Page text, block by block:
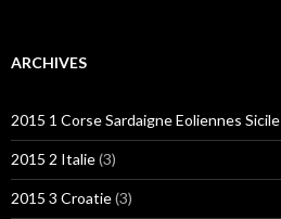
ARCHIVES
2015 1 Corse Sardaigne Eoliennes Sicile
2015 2 Italie(3)
2015 3 Croatie(3)